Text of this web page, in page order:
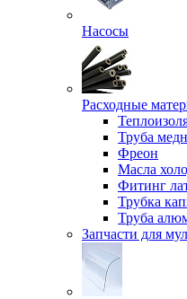
Насосы
Расходные
Труба
Фреон
Масла
Фитинг
Трубка
Труба
Запчасти для